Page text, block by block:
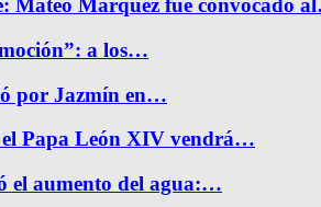
Mateo Márquez fue convocado
a los…
por Jazmín en…
Papa León XIV vendrá…
el aumento del agua:…